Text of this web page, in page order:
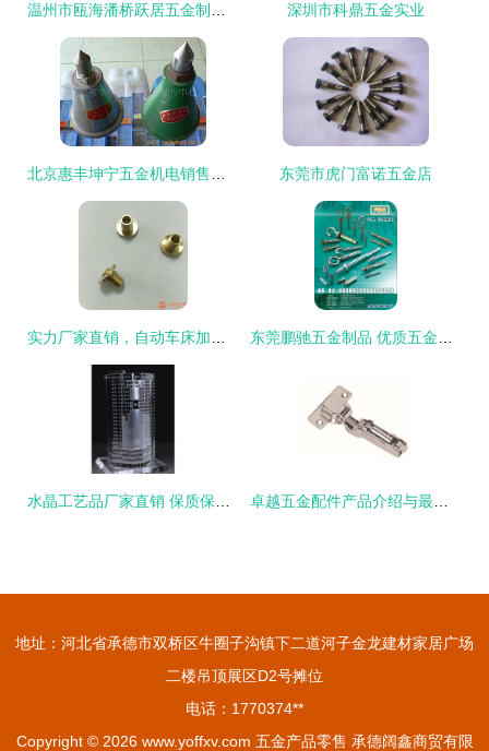
深圳市科鼎五金实业
东莞市虎门富诺五金店
地址：河北省承德市双桥区牛圈子沟镇下二道河子金龙建材家居广场
二楼吊顶展区D2号摊位
电话：1770374**
Copyright © 2026 www.yoffxv.com 五金产品零售 承德阔鑫商贸有限